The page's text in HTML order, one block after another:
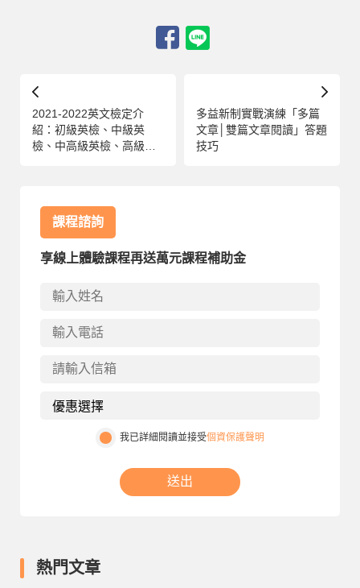
2021-2022英文檢定介
紹：初級英檢、中級英
檢、中高級英檢、高級英
多益新制實戰演練「多篇
文章│雙篇文章閱讀」答題
技巧
課程諮詢
享線上體驗課程再送萬元課程補助金
我已詳細閱讀並接受個資保護聲明
送出
熱門文章